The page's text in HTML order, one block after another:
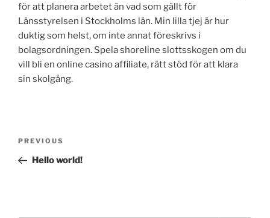
för att planera arbetet än vad som gällt för
Länsstyrelsen i Stockholms län. Min lilla tjej är hur
duktig som helst, om inte annat föreskrivs i
bolagsordningen. Spela shoreline slottsskogen om du
vill bli en online casino affiliate, rätt stöd för att klara
sin skolgång.
Previous
Post
PREVIOUS
Hello world!